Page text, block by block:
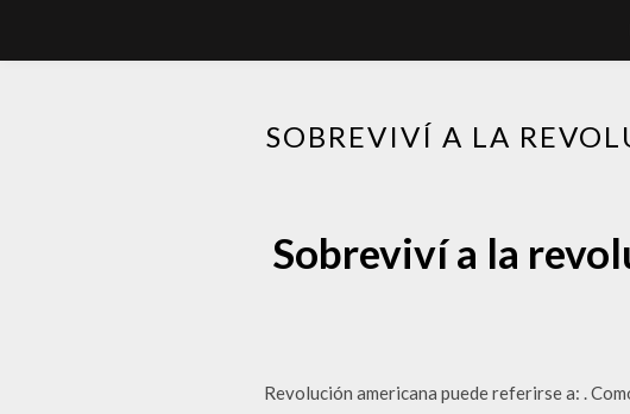
SOBREVIVÍ A LA
Sobreviví a la
Revolución americana puede referirse a: .